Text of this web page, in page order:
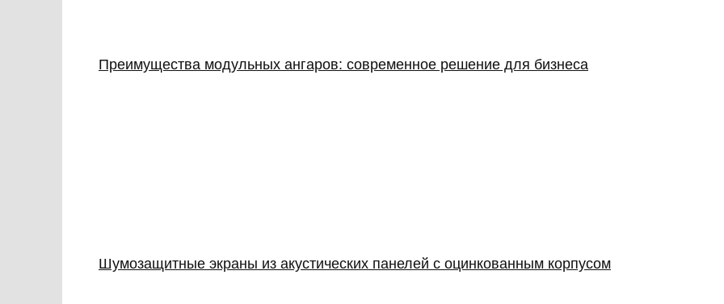
Преимущества модульных ангаров: современное решение для бизнеса
Шумозащитные экраны из акустических панелей с оцинкованным корпусом